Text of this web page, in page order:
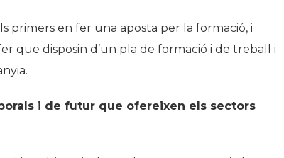
primers en fer una aposta per la formació, i
que disposin d’un pla de formació i de treball i
i de futur que ofereixen els sectors